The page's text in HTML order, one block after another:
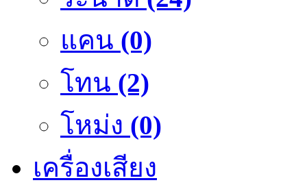
แคน (0)
โทน (2)
โหม่ง (0)
เครื่องเสียง